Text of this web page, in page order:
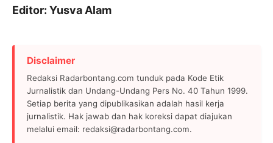
Editor: Yusva Alam
Disclaimer
Redaksi Radarbontang.com tunduk pada Kode Etik
Jurnalistik dan Undang-Undang Pers No. 40 Tahun 1999.
Setiap berita yang dipublikasikan adalah hasil kerja
jurnalistik. Hak jawab dan hak koreksi dapat diajukan
melalui email: redaksi@radarbontang.com.